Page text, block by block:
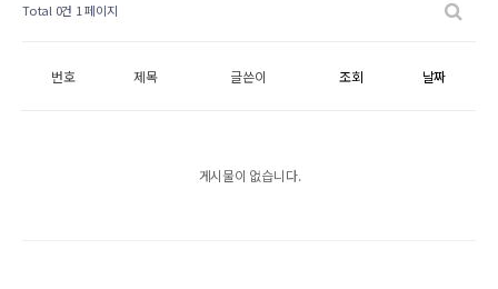
Total 0건 1 페이지
번호 제목 글쓴이 조회 날짜
게시물이 없습니다.